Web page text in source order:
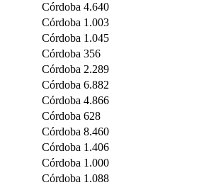
Córdoba 4.640
Córdoba 1.003
Córdoba 1.045
Córdoba 356
Córdoba 2.289
Córdoba 6.882
Córdoba 4.866
Córdoba 628
Córdoba 8.460
Córdoba 1.406
Córdoba 1.000
Córdoba 1.088